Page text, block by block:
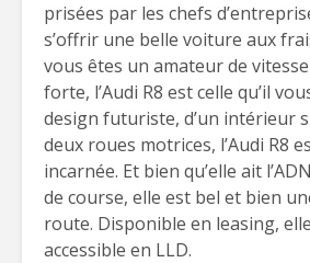
prisées par les chefs
s’offrir une belle voiture aux
vous êtes un amateur de
forte, l’Audi R8 est celle qu’il
design futuriste, d’un intérieur
deux roues motrices, l’Audi R8
incarnée. Et bien qu’elle ait
de course, elle est bel et bien
route. Disponible en leasing,
accessible en LLD.